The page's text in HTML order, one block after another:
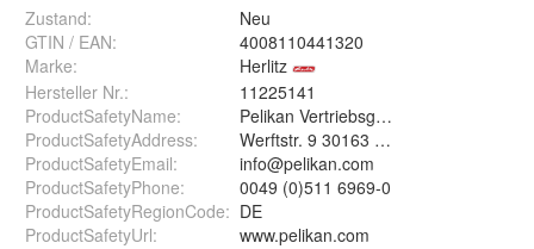
Zustand:
Neu
GTIN / EAN:
4008110441320
Marke:
Herlitz
Hersteller Nr.:
11225141
ProductSafetyName:
Pelikan Vertriebsgesellschaft mbH &
ProductSafetyAddress:
Werftstr. 9 30163 Hannover
ProductSafetyEmail:
info@pelikan.com
ProductSafetyPhone:
0049 (0)511 6969-0
ProductSafetyRegionCode: DE
ProductSafetyUrl: www.pelikan.com